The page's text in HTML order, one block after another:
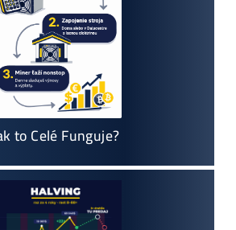
do Těžby Neinvestovat ANI
CENT + 8x Proč ANO